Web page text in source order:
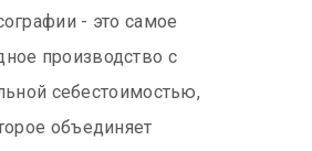
- это самое
производство с
себестоимостью,
объединяет